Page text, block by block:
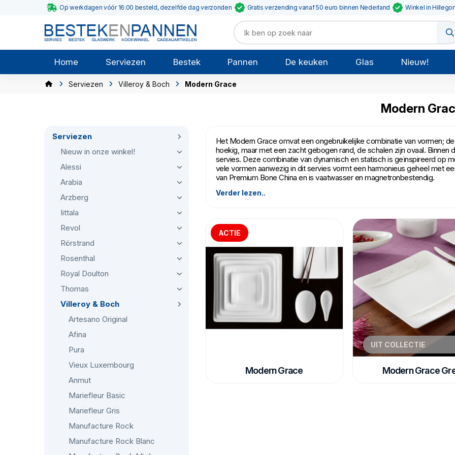
Op werkdagen vóór 16:00 besteld, dezelfde dag verzonden Gratis verzending vanaf 50 euro binnen Nederland Winkel in
Home Serviezen Bestek Pannen De keuken Glas Nieuw!
Serviezen Villeroy & Boch Modern Grace
Serviezen
Nieuw in onze winkel!
Alessi
Arabia
Arzberg
Iittala
Revol
Rörstrand
Rosenthal
Royal Doulton
Thomas
Villeroy & Boch
Artesano Original
Afina
Pura
Vieux Luxembourg
Anmut
Mariefleur Basic
Mariefleur Gris
Manufacture Rock
Manufacture Rock Blanc
Modern
Het Modern Grace omvat een ongebruikelijke combinatie van vormen;
hoekig, maar met een zacht gebogen rand, de schalen zijn ovaal.
servies. Deze combinatie van dynamisch en statisch is geïnspireerd op
vele vormen aanwezig in dit servies vormt een harmonieus geheel met
van Premium Bone China en is vaatwasser en magnetronbestendig.
Verder lezen..
ACTIE
Modern Grace
UIT COLLECTIE
Modern Grace